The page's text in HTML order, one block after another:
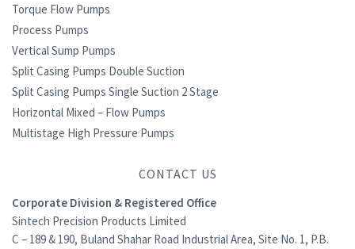
Torque Flow Pumps
Process Pumps
Vertical Sump Pumps
Split Casing Pumps Double Suction
Split Casing Pumps Single Suction 2 Stage
Horizontal Mixed – Flow Pumps
Multistage High Pressure Pumps
CONTACT US
Corporate Division & Registered Office
Sintech Precision Products Limited
C – 189 & 190, Buland Shahar Road Industrial Area, Site No. 1, P.B.